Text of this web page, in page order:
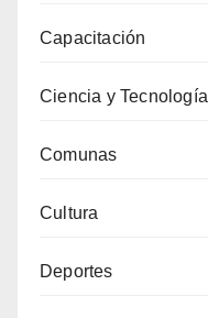
Capacitación
Ciencia y Tecnología
Comunas
Cultura
Deportes